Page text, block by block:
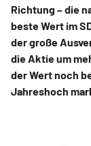
Richtung – die
beste Wert im
der große
die Aktie um
der Wert noch
Jahreshoch